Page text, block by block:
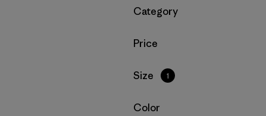
Filtrar por
Category
Filtrar por
Price
Filtrar por
Size 1
Filtrar por
Color